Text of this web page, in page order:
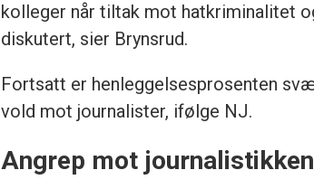
kolleger når tiltak mot hatkriminalitet
diskutert, sier Brynsrud.
Fortsatt er henleggelsesprosenten
vold mot journalister, ifølge NJ.
Angrep mot journalistikken